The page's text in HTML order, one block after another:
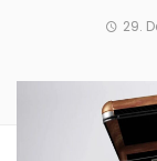
29.